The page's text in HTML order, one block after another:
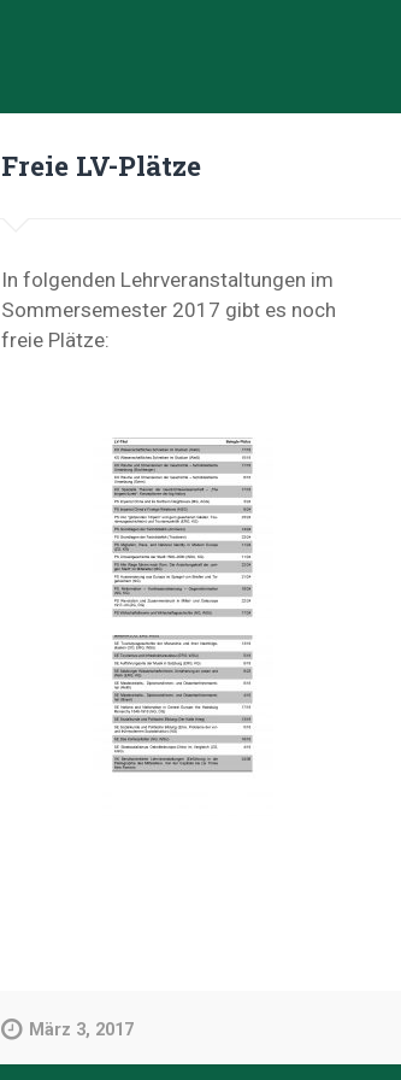
Freie LV-Plätze
In folgenden Lehrveranstaltungen im
Sommersemester 2017 gibt es noch
freie Plätze:
März 3, 2017